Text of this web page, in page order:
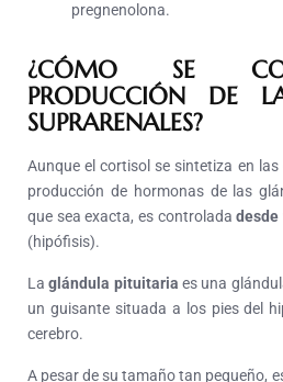
pregnenolona.
¿CÓMO SE
PRODUCCIÓN DE
SUPRARENALES?
Aunque el cortisol se sintetiza en
producción de hormonas de las
que sea exacta, es controladadesde
(hipófisis).
Laglándula pituitaria es una
un guisante situada a los pies del
cerebro.
A pesar de su tamaño tan pequeño,